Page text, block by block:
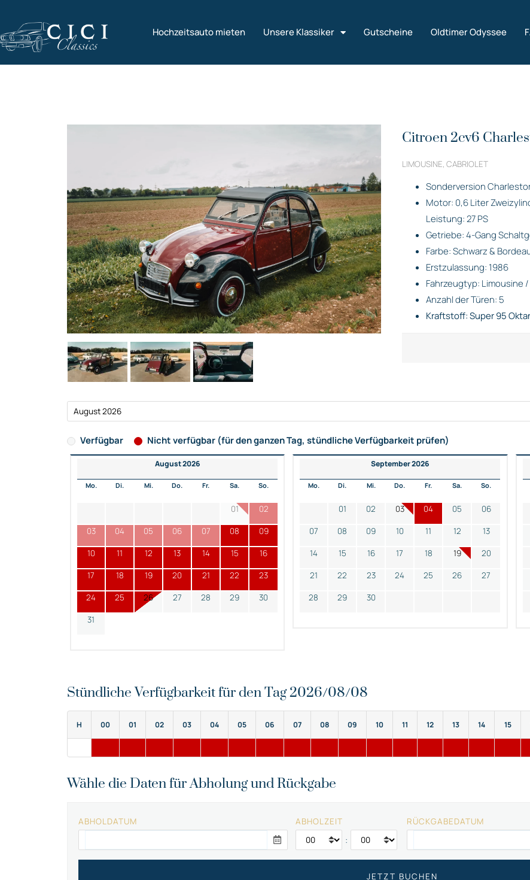
Hochzeitsauto mieten Unsere Klassiker Gutscheine Oldtimer Odyssee
Citroen 2cv6
LIMOUSINE, CABRIOLET
Sonderversion
Motor: 0,6 Liter
Leistung: 27 PS
Getriebe: 4-Gang
Farbe: Schwarz &
Erstzulassung: 1986
Fahrzeugtyp: Limousine
Anzahl der Türen: 5
Kraftstoff: Super 95
Verfügbar Nicht verfügbar (für den ganzen Tag, stündliche Verfügbarkeit prüfen)
August 2026
Mo. Di. Mi. Do. Fr. Sa. So.
01 02
03 04 05 06 07 08 09
10 11 12 13 14 15 16
17 18 19 20 21 22 23
24 25 26 27 28 29 30
31
September 2026
Mo. Di. Mi. Do. Fr. Sa. So.
01 02 03 04 05 06
07 08 09 10 11 12 13
14 15 16 17 18 19 20
21 22 23 24 25 26 27
28 29 30
Stündliche Verfügbarkeit für den Tag 2026/08/08
H 00 01 02 03 04 05 06 07 08 09 10 11 12 13 14 15
Wähle die Daten für Abholung und Rückgabe
ABHOLDATUM ABHOLZEIT
:
RÜCKGABEDATUM